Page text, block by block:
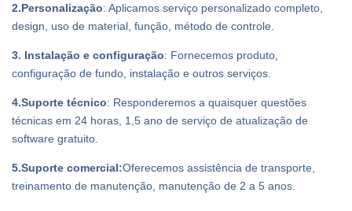
2.Personalização: Aplicamos serviço personalizado completo,
design, uso de material, função, método de controle.
3. Instalação e configuração: Fornecemos produto,
configuração de fundo, instalação e outros serviços.
4.Suporte técnico: Responderemos a quaisquer questões
técnicas em 24 horas, 1,5 ano de serviço de atualização de
software gratuito.
5.Suporte comercial:Oferecemos assistência de transporte,
treinamento de manutenção, manutenção de 2 a 5 anos.